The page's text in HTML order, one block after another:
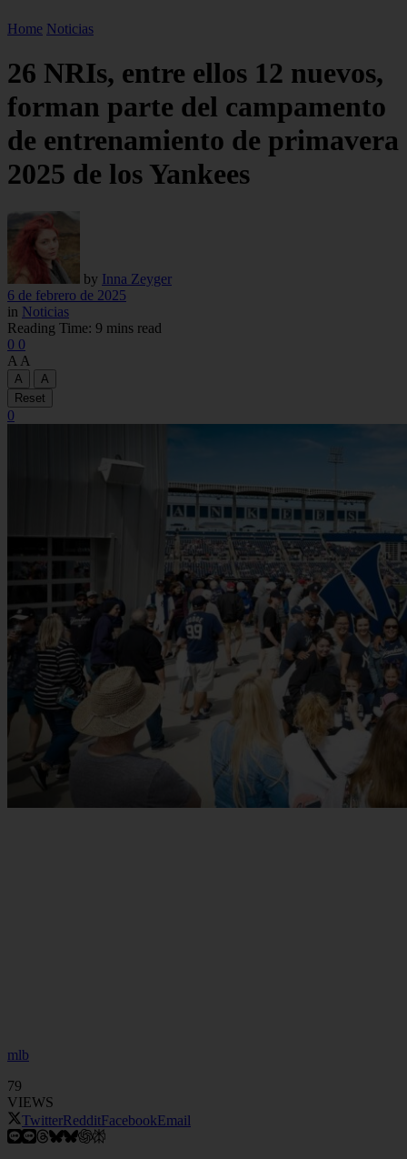
Home Noticias
26 NRIs, entre ellos 12 nuevos,
forman parte del campamento
de entrenamiento de primavera
2025 de los Yankees
by Inna Zeyger
6 de febrero de 2025
in Noticias
Reading Time: 9 mins read
0 0
A A
A
A
Reset
0
mlb
79
VIEWS
TwitterRedditFacebookEmail